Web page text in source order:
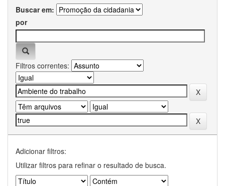
Buscar em:
por
Filtros correntes:
Adicionar filtros:
Utilizar filtros para refinar o resultado de busca.